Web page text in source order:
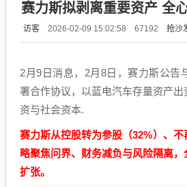
赛力斯拟剥离重要资产 全
访客 2026-02-09 15:02:58 67192 抢沙
2月9日消息，2月8日，赛力斯公告
署合作协议，以蓝电汽车存量资产出
资与社会资本.
赛力斯从控股转为参股（32%）、
略聚焦问界、财务减负与风险隔离
扩张。